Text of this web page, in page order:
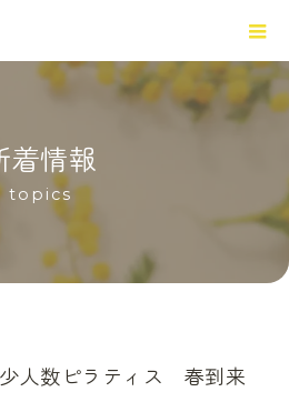
着情報
topics
人数ピラティス 春到来